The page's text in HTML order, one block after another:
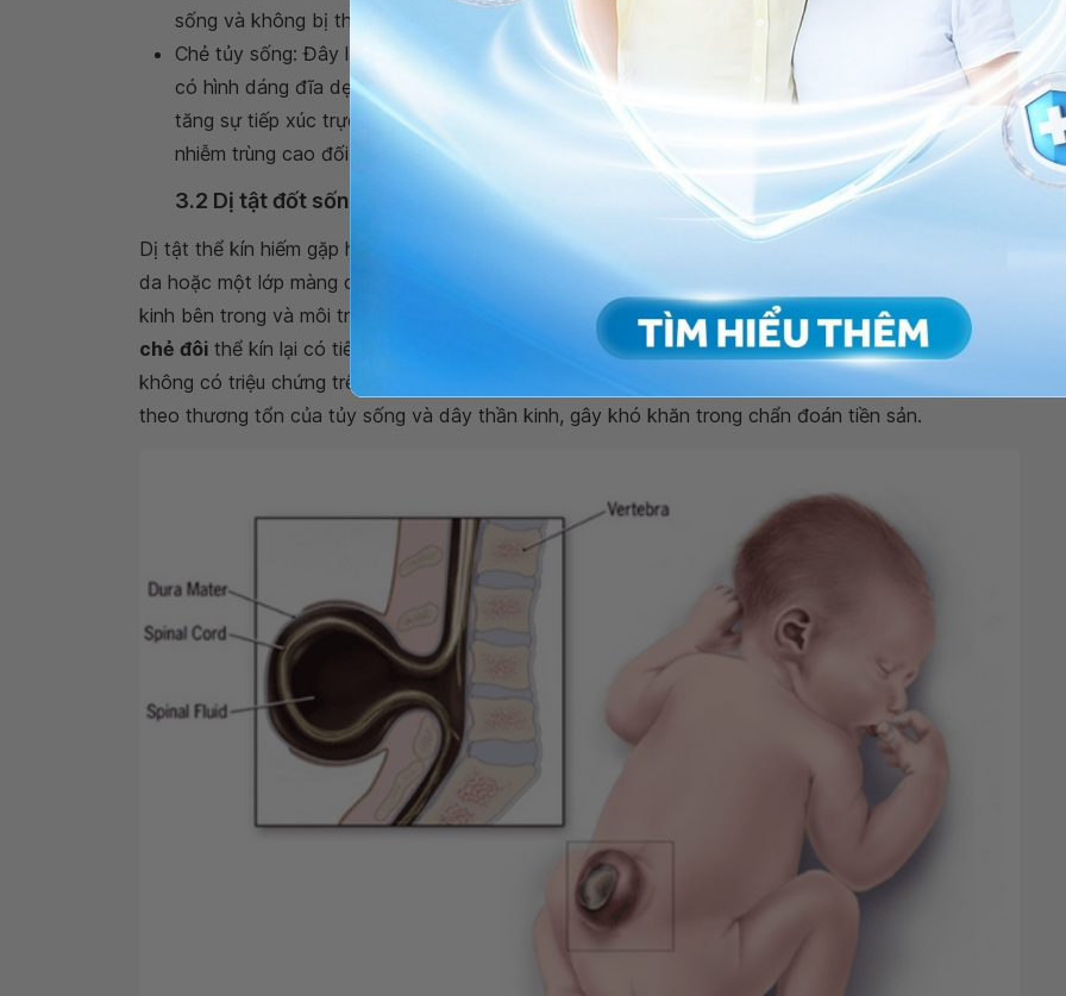
sống và không bị thương tổn.
Chẻ tủy sống: Đây là
dị tật đốt sống chẻ đôithể hở nghiêm trọng với tổn thương là một khối
có hình dáng đĩa dẹt bao gồm các mô thần kinh nhưng không có lớp màng bao bọc, làm
tăng sự tiếp xúc trực tiếp giữa các mô với môi trường dịch ối bên ngoài, dẫn đến nguy cơ
nhiễm trùng cao đối với trẻ sau sinh.
3.2 Dị tật đốt sống chẻ đôi thể kín
Dị tật thể kín hiếm gặp hơn, chỉ chiếm khoảng 10 - 15%. Dị tật thể kín là tình trạng tổn thương nhỏ,
da hoặc một lớp màng dày che phủ ống thần kinh, làm ngăn cản sự tiếp xúc giữa các cấu trúc thần
kinh bên trong và môi trường dịch ối bên ngoài. Mặc dù là thể hiếm gặp, tuy nhiêndị tật đốt sống
chẻ đôi thể kín lại có tiên lượng tốt hơn so với thể hở, đã có nhiều trẻ bị dị tật chẻ đôi thể kín
không có triệu chứng trên lâm sàng sau khi sinh ra. Bên cạnh đó, cũng có một số trẻ bị dị tật kèm
theo thương tổn của tủy sống và dây thần kinh, gây khó khăn trong chẩn đoán tiền sản.